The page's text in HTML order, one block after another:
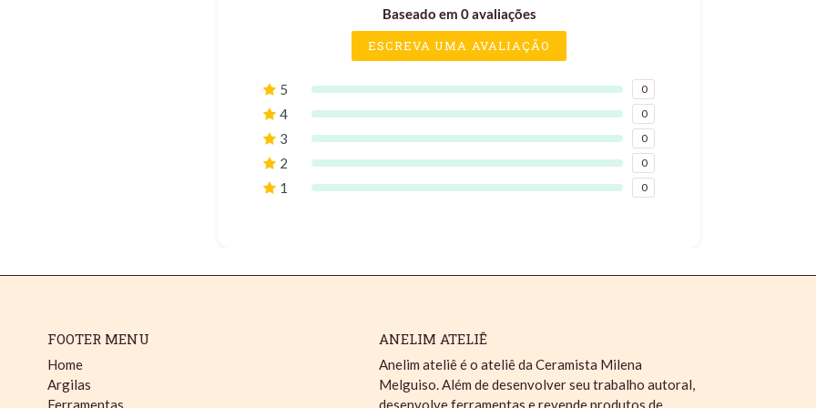
Baseado em 0 avaliações
ESCREVA UMA AVALIAÇÃO
5 0
4 0
3 0
2 0
1 0
FOOTER MENU
Home
Argilas
Ferramentas
ANELIM ATELIÊ
Anelim ateliê é o ateliê da Ceramista Milena
Melguiso. Além de desenvolver seu trabalho autoral,
desenvolve ferramentas e revende produtos de